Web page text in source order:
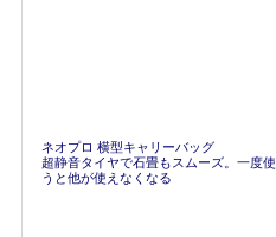
ネオプロ 横型キャリーバッグ
超静音タイヤで石畳もスムーズ。一度使
うと他が使えなくなる